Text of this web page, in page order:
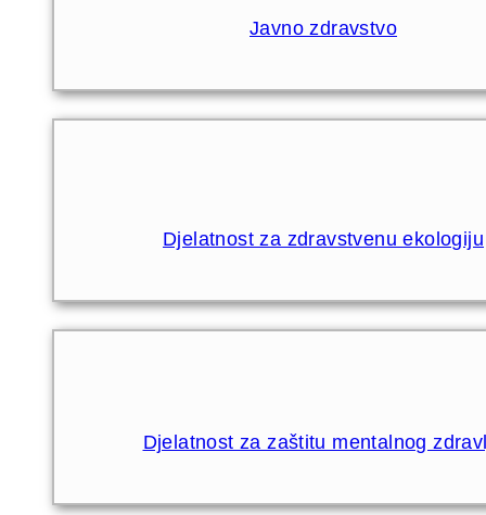
Javno zdravstvo
Djelatnost za zdravstvenu ekologiju
Djelatnost za zaštitu mentalnog